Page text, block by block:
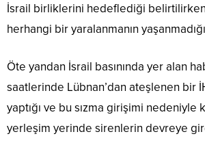
İsrail birliklerini hedeflediği
herhangi bir yaralanmanın
Öte yandan İsrail basınında yer alan
saatlerinde Lübnan’dan ateşlenen bir
yaptığı ve bu sızma girişimi nedeniyle
yerleşim yerinde sirenlerin devreye